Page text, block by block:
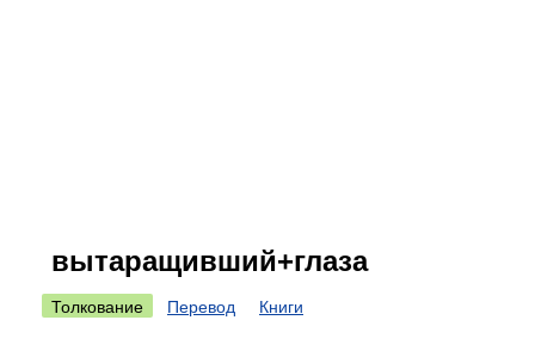
вытаращивший+глаза
Толкование Перевод Книги